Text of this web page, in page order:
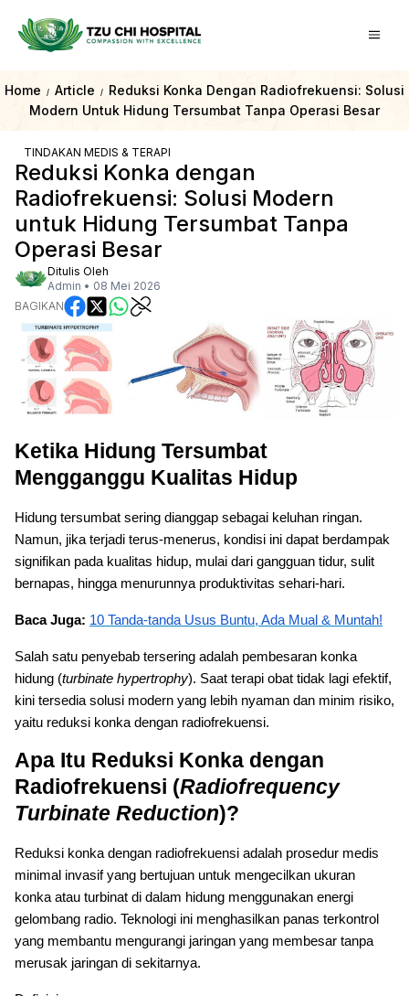
Home / Article /
Reduksi Konka Dengan Radiofrekuensi: Solusi
Modern Untuk Hidung Tersumbat Tanpa Operasi Besar
TINDAKAN MEDIS & TERAPI
Reduksi Konka dengan
Radiofrekuensi: Solusi Modern
untuk Hidung Tersumbat Tanpa
Operasi Besar
Ditulis Oleh
Admin • 08 Mei 2026
BAGIKAN
Ketika Hidung Tersumbat
Mengganggu Kualitas Hidup
Hidung tersumbat sering dianggap sebagai keluhan ringan.
Namun, jika terjadi terus-menerus, kondisi ini dapat berdampak
signifikan pada kualitas hidup, mulai dari gangguan tidur, sulit
bernapas, hingga menurunnya produktivitas sehari-hari.
Baca Juga: 10 Tanda-tanda Usus Buntu, Ada Mual & Muntah!
Salah satu penyebab tersering adalah pembesaran konka
hidung (turbinate hypertrophy). Saat terapi obat tidak lagi efektif,
kini tersedia solusi modern yang lebih nyaman dan minim risiko,
yaitu reduksi konka dengan radiofrekuensi.
Apa Itu Reduksi Konka dengan
Radiofrekuensi (Radiofrequency
Turbinate Reduction)?
Reduksi konka dengan radiofrekuensi adalah prosedur medis
minimal invasif yang bertujuan untuk mengecilkan ukuran
konka atau turbinat di dalam hidung menggunakan energi
gelombang radio. Teknologi ini menghasilkan panas terkontrol
yang membantu mengurangi jaringan yang membesar tanpa
merusak jaringan di sekitarnya.